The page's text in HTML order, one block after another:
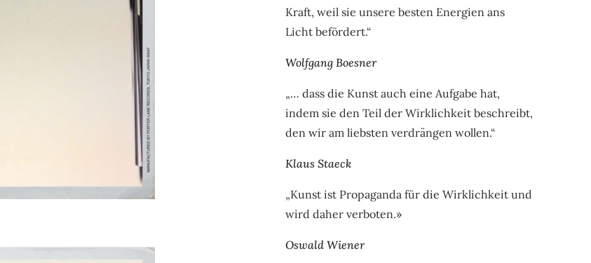
Kraft, weil sie unsere besten Energien ans
Licht befördert.“
Wolfgang Boesner
„… dass die Kunst auch eine Aufgabe hat,
indem sie den Teil der Wirklichkeit beschreibt,
den wir am liebsten verdrängen wollen.“
Klaus Staeck
„Kunst ist Propaganda für die Wirklichkeit und
wird daher verboten.»
Oswald Wiener